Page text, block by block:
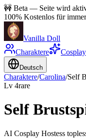
🚧 Beta — Seite wird aktiv
100% Kostenlos für immer
Vanilla Doll
Charaktere
Cosplay
Deutsch
Charaktere/Carolina/Self
Lv 4rare
Self
AI Cosplay Hostess